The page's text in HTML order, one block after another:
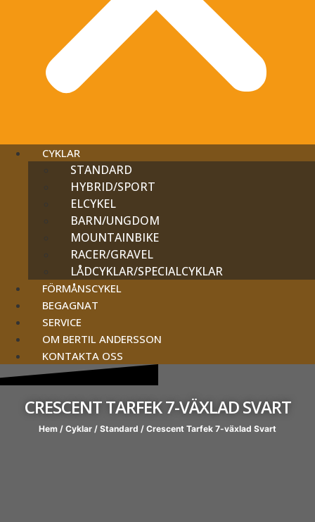
CYKLAR
STANDARD
HYBRID/SPORT
ELCYKEL
BARN/UNGDOM
MOUNTAINBIKE
RACER/GRAVEL
LÅDCYKLAR/SPECIALCYKLAR
FÖRMÅNSCYKEL
BEGAGNAT
SERVICE
OM BERTIL ANDERSSON
KONTAKTA OSS
CRESCENT TARFEK 7-VÄXLAD SVART
Hem / Cyklar / Standard / Crescent Tarfek 7-växlad Svart